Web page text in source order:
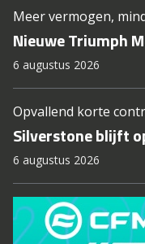
Meer vermogen,
Nieuwe Triumph
6 augustus 2026
Opvallend korte
Silverstone blijft
6 augustus 2026